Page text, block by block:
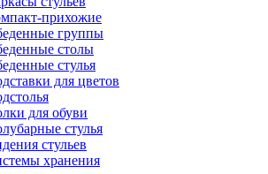
прихожие
группы
столы
стулья
для цветов
для обуви
стулья
стульев
хранения